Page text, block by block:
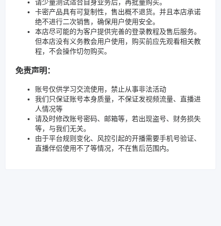
请少量测试适合自身业务后，再批量购买。
卡密产品具有可复制性，售出概不退货。并且本店承诺
绝不进行二次销售，确保用户使用安全。
本店尽可能的为客户提供完善的登录教程及售后服务。
但本店没有义务教会用户使用，购买前应先观看相关教
程，不会操作切勿购买。
免责声明：
账号仅供学习交流使用，禁止从事非法活动
我们只保证账号本身质量，不保证发视频流量、直播进
人情况等
请及时修改账号密码、邮箱等，若出现盗号、财务损失
等，与我们无关。
由于平台规则变化、风控引起的开播需要手机号验证、
直播伴侣使用不了等情况，不在售后范围内。